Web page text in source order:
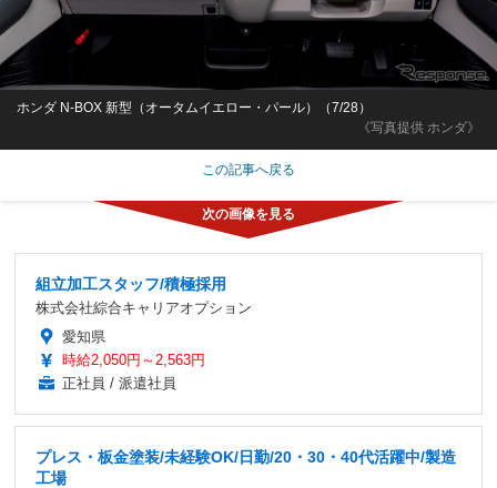
《写真提供 ホンダ》
ホンダ N-BOX 新型（オータムイエロー・パール）（7/28）
この記事へ戻る
組立加工スタッフ/積極採用
株式会社綜合キャリアオプション
愛知県
時給2,050円～2,563円
正社員 / 派遣社員
プレス・板金塗装/未経験OK/日勤/20・30・40代活躍中/製造
工場